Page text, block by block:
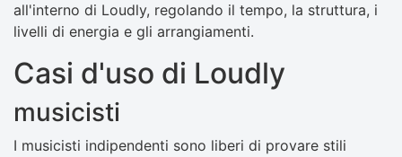
all'interno di Loudly, regolando il tempo, la struttura, i
livelli di energia e gli arrangiamenti.
Casi d'uso di Loudly
musicisti
I musicisti indipendenti sono liberi di provare stili